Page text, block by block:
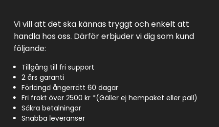
Vi vill att det ska kännas tryggt och enkelt att
handla hos oss. Därför erbjuder vi dig som kund
följande:
Tillgång till fri support
2 års garanti
Förlängd ångerrätt 60 dagar
Fri frakt över 2500 kr *(Gäller ej hempaket eller pall)
Säkra betalningar
Snabba leveranser